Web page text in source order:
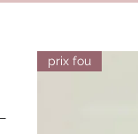
prix fou